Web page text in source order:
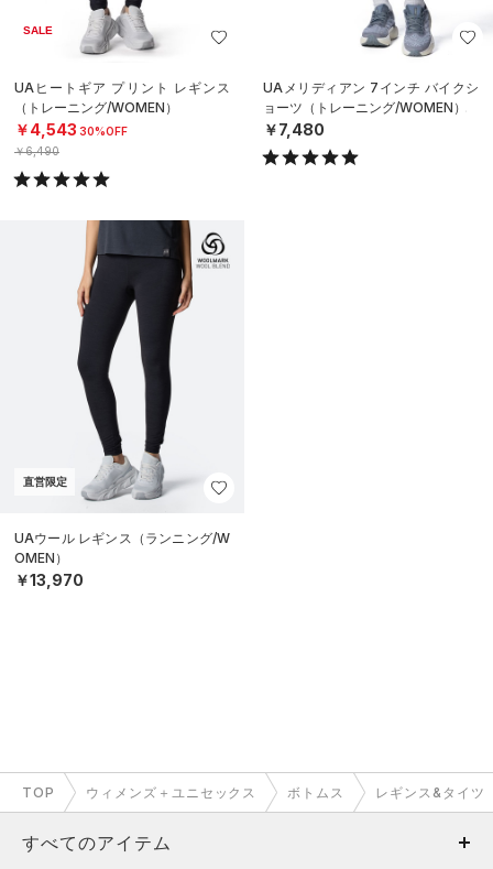
SALE
UAヒートギア プリント レギンス
（トレーニング/WOMEN）
￥4,543 30%OFF
￥6,490
UAメリディアン 7インチ バイクシ
ョーツ（トレーニング/WOMEN）
￥7,480
直営限定
UAウール レギンス（ランニング/W
OMEN）
￥13,970
TOP ウィメンズ＋ユニセックス ボトムス レギンス&タイツ
すべてのアイテム